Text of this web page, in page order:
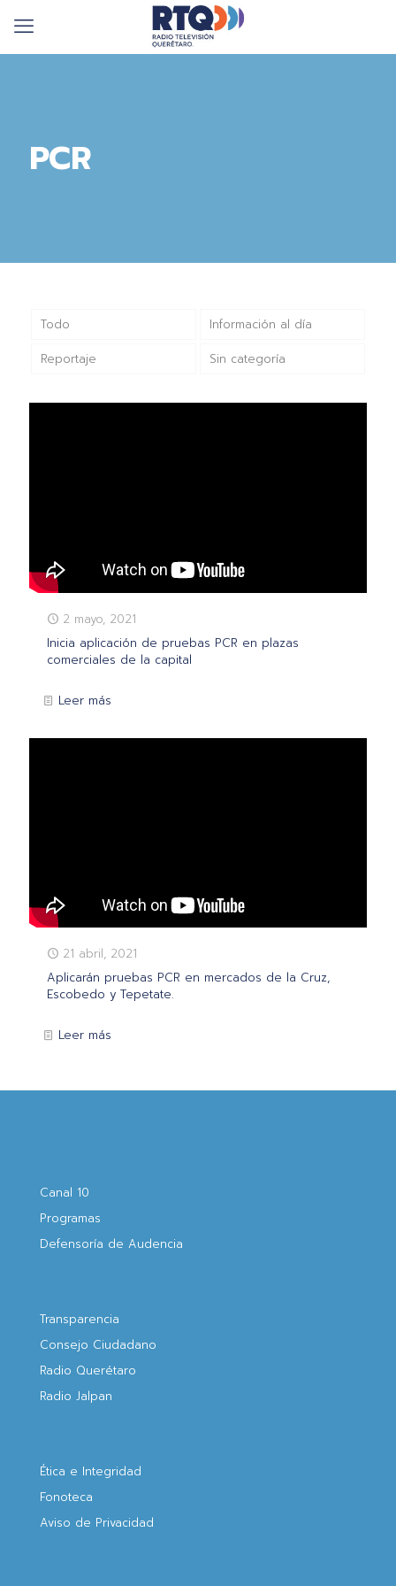
PCR
Todo Información al día
Reportaje Sin categoría
2 mayo, 2021
Inicia aplicación de pruebas PCR en plazas
comerciales de la capital
Leer más
21 abril, 2021
Aplicarán pruebas PCR en mercados de la Cruz,
Escobedo y Tepetate.
Leer más
Canal 10
Programas
Defensoría de Audencia
Transparencia
Consejo Ciudadano
Radio Querétaro
Radio Jalpan
Ética e Integridad
Fonoteca
Aviso de Privacidad